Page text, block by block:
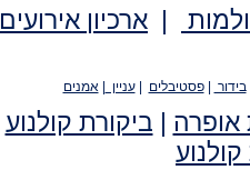
| ארכיון אירועים
בידור |פסטיבלים |עניין |אמנים
אופרה | ביקורת קולנוע
קולנוע